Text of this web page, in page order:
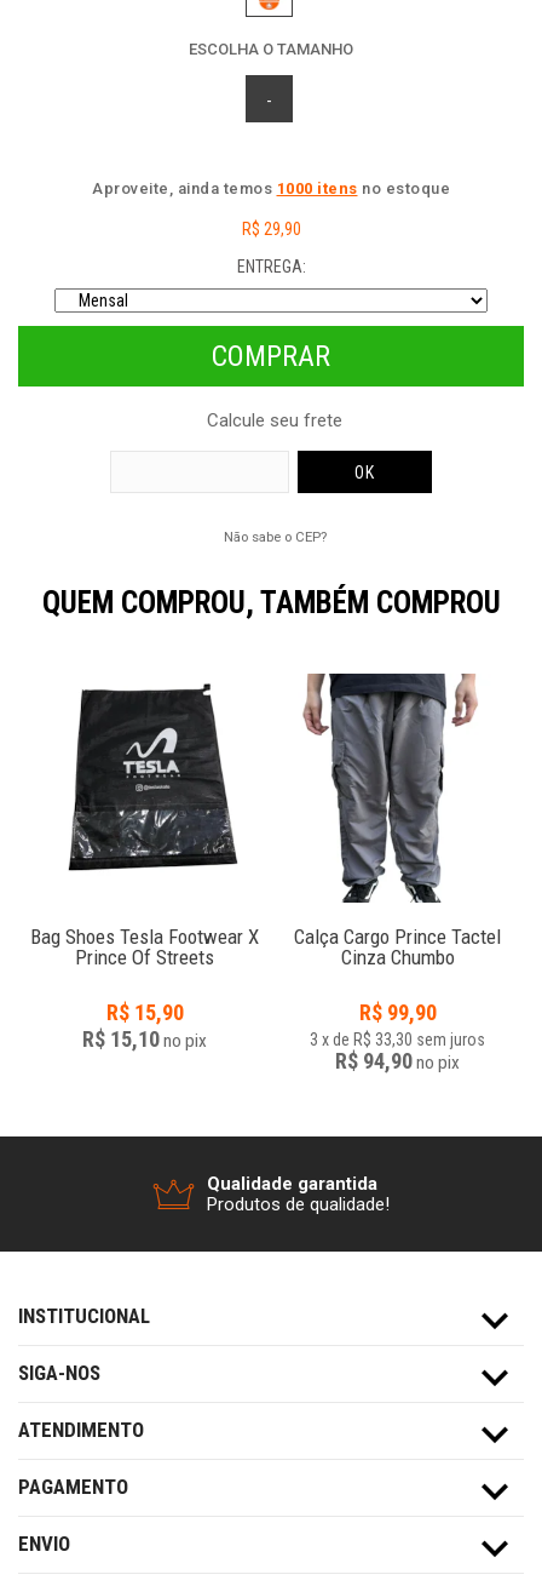
ESCOLHA O TAMANHO
-
Aproveite, ainda temos 1000 itens no estoque
R$ 29,90
ENTREGA:
Calcule seu frete
Não sabe o CEP?
QUEM COMPROU, TAMBÉM COMPROU
Bag Shoes Tesla Footwear X
Prince Of Streets
R$ 15,90
R$ 15,10no pix
Calça Cargo Prince Tactel
Cinza Chumbo
R$ 99,90
3 xde R$ 33,30 sem juros
R$ 94,90no pix
Qualidade garantida
Produtos de qualidade!
INSTITUCIONAL
SIGA-NOS
ATENDIMENTO
PAGAMENTO
ENVIO